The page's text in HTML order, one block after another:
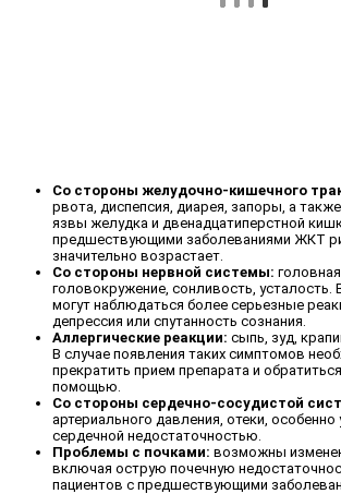
Со стороны желудочно-кишечного
рвота, диспепсия, диарея, запоры, а
язвы желудка и двенадцатиперстной
предшествующими заболеваниями ЖКТ
значительно возрастает.
Со стороны нервной системы:
головокружение, сонливость, усталость.
могут наблюдаться более серьезные
депрессия или спутанность сознания.
Аллергические реакции: сыпь, зуд,
В случае появления таких симптомов
прекратить прием препарата и
помощью.
Со стороны сердечно-сосудистой
артериального давления, отеки, особенно
сердечной недостаточностью.
Проблемы с почками: возможны
включая острую почечную
пациентов с предшествующими